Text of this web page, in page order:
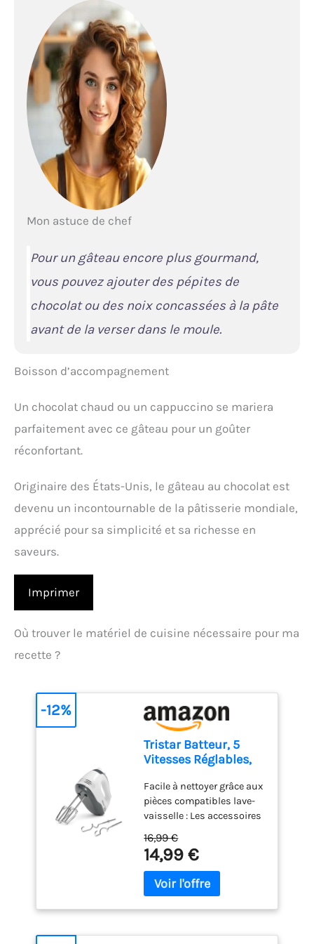
Mon astuce de chef
Pour un gâteau encore plus gourmand,
vous pouvez ajouter des pépites de
chocolat ou des noix concassées à la pâte
avant de la verser dans le moule.
Boisson d’accompagnement
Un chocolat chaud ou un cappuccino se mariera
parfaitement avec ce gâteau pour un goûter
réconfortant.
Originaire des États-Unis, le gâteau au chocolat est
devenu un incontournable de la pâtisserie mondiale,
apprécié pour sa simplicité et sa richesse en
saveurs.
Imprimer
Où trouver le matériel de cuisine nécessaire pour ma
recette ?
Tristar Batteur, 5
Vitesses Réglables,
Ergonomique, Fouets
et Crochets Inox,
Pièces Compatibles
Lave-Vaisselle, Sans
BPA, Compact et
Pratique, Avec
Bouton Éjecteur, MX-
4203
Facile à nettoyer grâce aux
pièces compatibles lave-
vaisselle : Les accessoires
comme les crochets et
fouets, sont détachables
et lavables au lave-
vaisselle pour un entretien
polyvalence : Avec 200W et
16,99 €
14,99 €
-12%